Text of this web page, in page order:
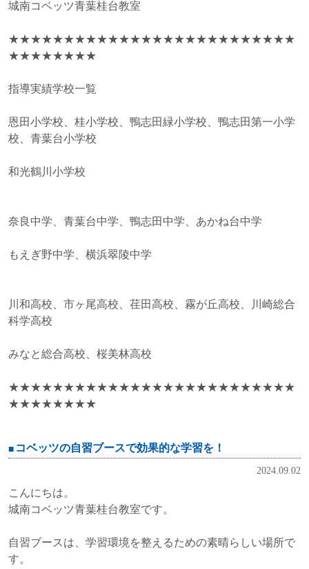
城南コベッツ青葉桂台教室
★★★★★★★★★★★★★★★★★★★★★★★★★★
★★★★★★★★
指導実績学校一覧
恩田小学校、桂小学校、鴨志田緑小学校、鴨志田第一小学
校、青葉台小学校
和光鶴川小学校
奈良中学、青葉台中学、鴨志田中学、あかね台中学
もえぎ野中学、横浜翠陵中学
川和高校、市ヶ尾高校、荏田高校、霧が丘高校、川崎総合
科学高校
みなと総合高校、桜美林高校
★★★★★★★★★★★★★★★★★★★★★★★★★★
★★★★★★★★
コベッツの自習ブースで効果的な学習を！
2024.09.02
こんにちは。
城南コベッツ青葉桂台教室です。
自習ブースは、学習環境を整えるための素晴らしい場所で
す。